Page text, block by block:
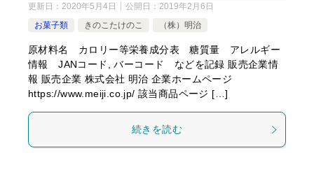
更新日： 2020年5月4日 公開日： 2019年2月6日
お菓子類
きのこたけのこ （株）明治
原材料名 カロリー等栄養成分表 糖質量 アレルギー
情報 JANコード, バーコード などを記録 販売企業情
報 販売企業 株式会社 明治 企業ホームページ
https://www.meiji.co.jp/ 該当商品ページ […]
続きを読む